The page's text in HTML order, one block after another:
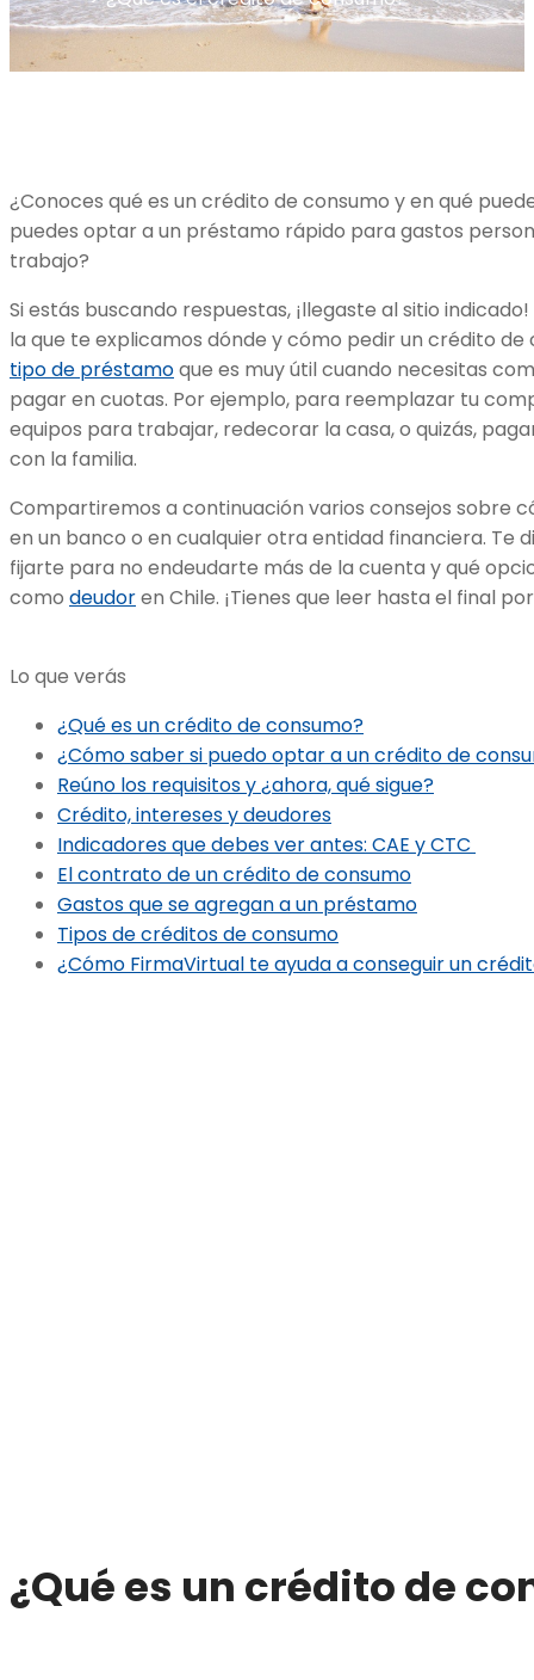
¿Conoces qué es un crédito de consumo y en qué
puedes optar a un préstamo rápido para gastos
trabajo?
Si estás buscando respuestas, ¡llegaste al sitio
la que te explicamos dónde y cómo pedir un crédito de
tipo de préstamoque es muy útil cuando necesitas
pagar en cuotas. Por ejemplo, para reemplazar tu
equipos para trabajar, redecorar la casa, o quizás,
con la familia.
Compartiremos a continuación varios consejos sobre
en un banco o en cualquier otra entidad financiera. Te
fijarte para no endeudarte más de la cuenta y qué
como deudoren Chile. ¡Tienes que leer hasta el final
Lo que verás
¿Qué es un crédito de consumo?
¿Cómo saber si puedo optar a un crédito de
Reúno los requisitos y ¿ahora, qué sigue?
Crédito, intereses y deudores
Indicadores que debes ver antes: CAE y CTC
El contrato de un crédito de consumo
Gastos que se agregan a un préstamo
Tipos de créditos de consumo
¿Cómo FirmaVirtual te ayuda a conseguir un
¿Qué es un crédito de